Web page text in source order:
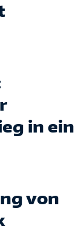
in ein
von